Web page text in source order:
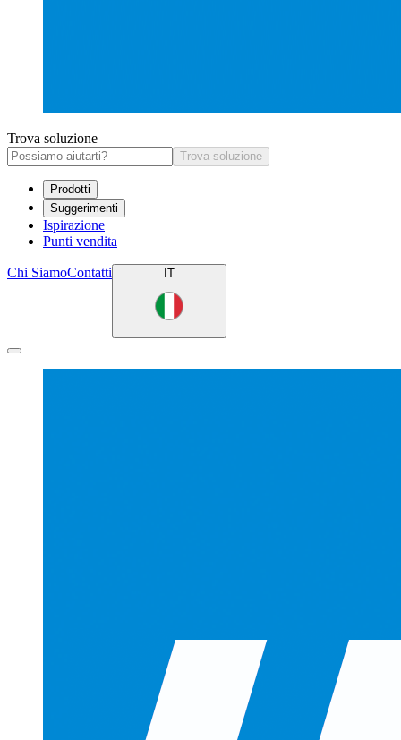
Trova soluzione
Trova soluzione
Prodotti
Suggerimenti
Ispirazione
Punti vendita
Chi SiamoContatti IT